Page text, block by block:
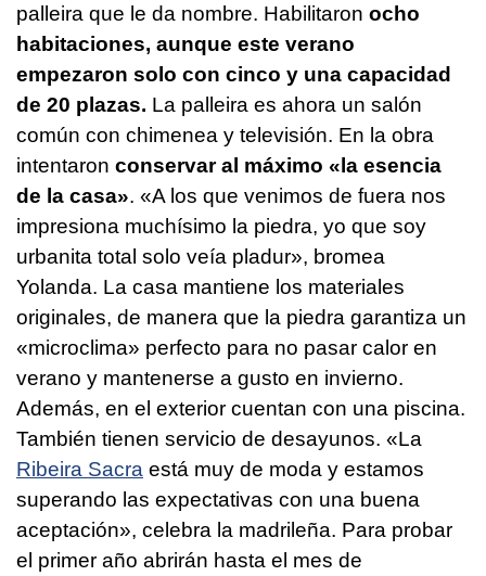
palleira que le da nombre. Habilitaron ocho
habitaciones, aunque este verano
empezaron solo con cinco y una capacidad
de 20 plazas. La palleira es ahora un salón
común con chimenea y televisión. En la obra
intentaron conservar al máximo «la esencia
de la casa». «A los que venimos de fuera nos
impresiona muchísimo la piedra, yo que soy
urbanita total solo veía pladur», bromea
Yolanda. La casa mantiene los materiales
originales, de manera que la piedra garantiza un
«microclima» perfecto para no pasar calor en
verano y mantenerse a gusto en invierno.
Además, en el exterior cuentan con una piscina.
También tienen servicio de desayunos. «La
Ribeira Sacra está muy de moda y estamos
superando las expectativas con una buena
aceptación», celebra la madrileña. Para probar
el primer año abrirán hasta el mes de